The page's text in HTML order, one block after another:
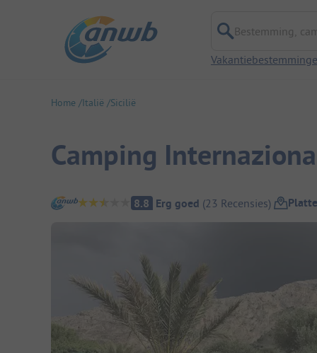
Bestemming,
Home Italië Sicilië
Camping
Camping overzicht
8.8 Erg goed (23 Recensies)